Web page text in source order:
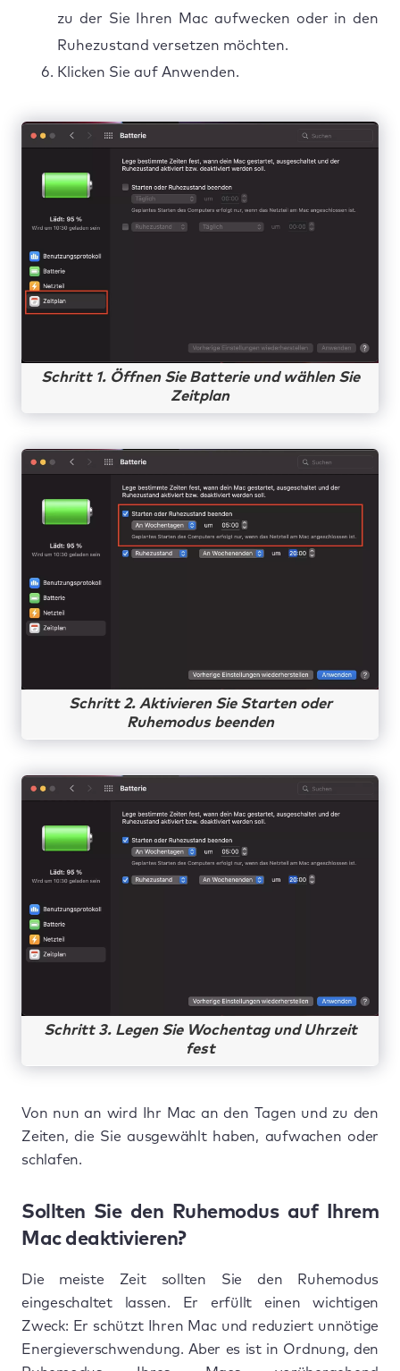
zu der Sie Ihren Mac aufwecken oder in den
Ruhezustand versetzen möchten.
Klicken Sie auf Anwenden.
Schritt 1. Öffnen Sie Batterie und wählen Sie
Zeitplan
Schritt 2. Aktivieren Sie Starten oder
Ruhemodus beenden
Schritt 3. Legen Sie Wochentag und Uhrzeit
fest
Von nun an wird Ihr Mac an den Tagen und zu den
Zeiten, die Sie ausgewählt haben, aufwachen oder
schlafen.
Sollten Sie den Ruhemodus auf Ihrem
Mac deaktivieren?
Die meiste Zeit sollten Sie den Ruhemodus
eingeschaltet lassen. Er erfüllt einen wichtigen
Zweck: Er schützt Ihren Mac und reduziert unnötige
Energieverschwendung. Aber es ist in Ordnung, den